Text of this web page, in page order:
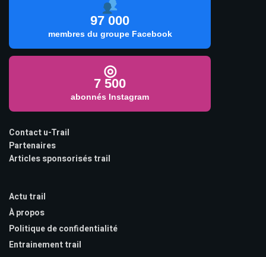
97 000
membres du groupe Facebook
◎
7 500
abonnés Instagram
Contact u-Trail
Partenaires
Articles sponsorisés trail
Actu trail
À propos
Politique de confidentialité
Entrainement trail